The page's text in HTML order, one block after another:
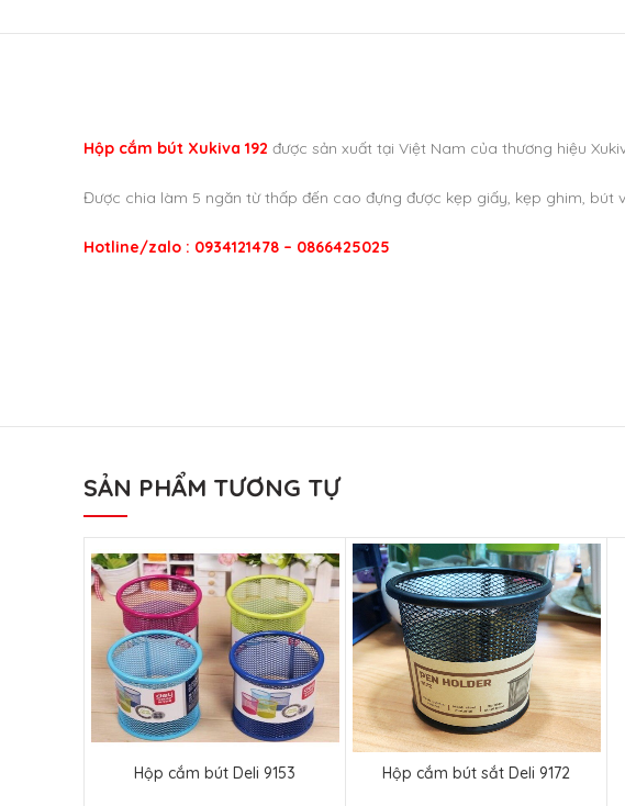
Hộp cắm bút Xukiva 192 được sản xuất tại Việt Nam của thương hiệu
Được chia làm 5 ngăn từ thấp đến cao đựng được kẹp giấy, kẹp ghim, bút
Hotline/zalo : 0934121478 – 0866425025
SẢN PHẨM TƯƠNG TỰ
Hộp cắm bút Deli 9153 Hộp cắm bút sắt Deli 9172